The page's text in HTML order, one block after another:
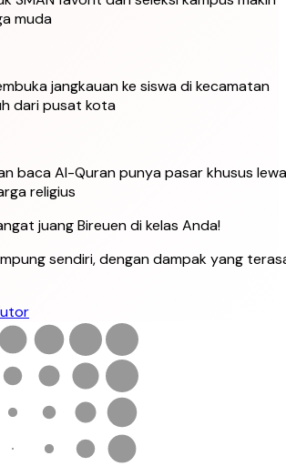
muda
jangkauan ke siswa di kecamatan
dari pusat kota
baca Al-Quran punya pasar khusus
religius
juang Bireuen di kelas Anda!
sendiri, dengan dampak yang